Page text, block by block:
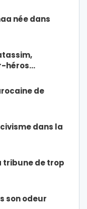
née dans
héros…
de
dans la
tribune de trop
son odeur